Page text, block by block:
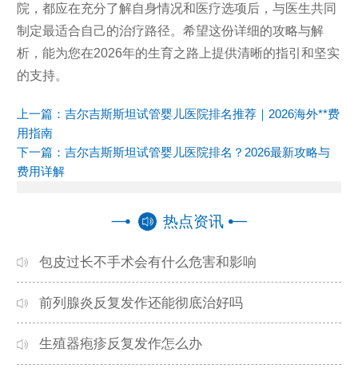
院，都应在充分了解自身情况和医疗选项后，与医生共同
制定最适合自己的治疗路径。希望这份详细的攻略与解
析，能为您在2026年的生育之路上提供清晰的指引和坚实
的支持。
上一篇： 吉尔吉斯斯坦试管婴儿医院排名推荐｜2026海外**费
用指南
下一篇： 吉尔吉斯斯坦试管婴儿医院排名？2026最新攻略与
费用详解
热点资讯
包皮过长不手术会有什么危害和影响
前列腺炎反复发作还能彻底治好吗
生殖器疱疹反复发作怎么办